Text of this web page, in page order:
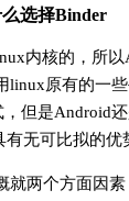
选择Binder
内核的，所
linux原有的一
，但是Android
无可比拟的优
就两个方面因